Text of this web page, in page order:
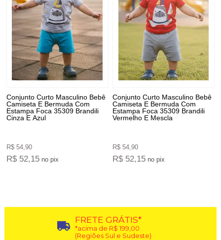
Conjunto Curto Masculino Bebê
Camiseta E Bermuda Com
Estampa Foca 35309 Brandili
Cinza E Azul
R$ 54,90
R$ 52,15 no pix
Conjunto Curto Masculino Bebê
Camiseta E Bermuda Com
Estampa Foca 35309 Brandili
Vermelho E Mescla
R$ 54,90
R$ 52,15 no pix
FRETE GRÁTIS*
*acima de R$ 199,00
(Regiões Sul e Sudeste)